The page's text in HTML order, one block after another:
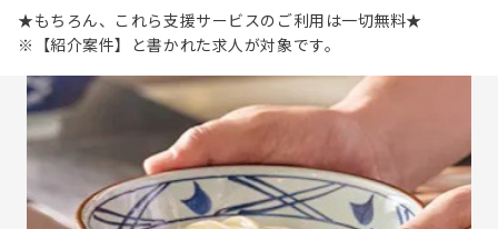
★もちろん、これら支援サービスのご利用は一切無料★
※【紹介案件】と書かれた求人が対象です。